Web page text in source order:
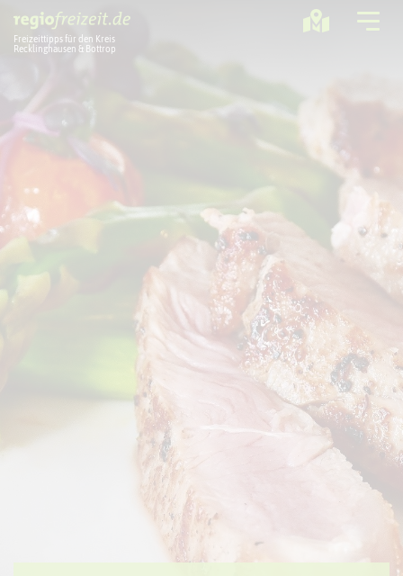
Freizeittipps für den Kreis
Recklinghausen & Bottrop
Freizeitregion